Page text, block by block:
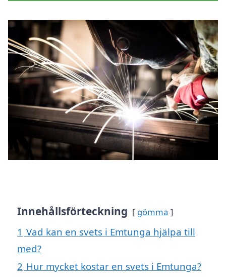
Innehållsförteckning gömma
1 Vad kan en svets i Emtunga hjälpa till
med?
2 Hur mycket kostar en svets i Emtunga?